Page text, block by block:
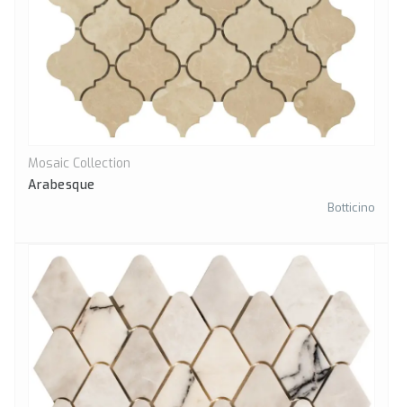
Mosaic Collection
Arabesque
Botticino